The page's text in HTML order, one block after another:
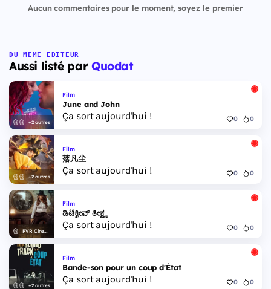
Aucun commentaires pour le moment, soyez le premier
DU MÊME ÉDITEUR
Aussi listé par Quodat
+2 autres
Film
June and John
Ça sort aujourd'hui ! 0 0
+2 autres
Film
落凡尘
Ça sort aujourd'hui ! 0 0
PVR Cinemas
Film
ಡಿಟೆಕ್ವೀವ್ ತೀಕ್ಷ್ಣ
Ça sort aujourd'hui ! 0 0
+2 autres
Film
Bande-son pour un coup d'État
Ça sort aujourd'hui ! 0 0